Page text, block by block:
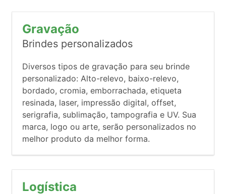
Gravação
Brindes personalizados
Diversos tipos de gravação para seu brinde
personalizado: Alto-relevo, baixo-relevo,
bordado, cromia, emborrachada, etiqueta
resinada, laser, impressão digital, offset,
serigrafia, sublimação, tampografia e UV. Sua
marca, logo ou arte, serão personalizados no
melhor produto da melhor forma.
Logística